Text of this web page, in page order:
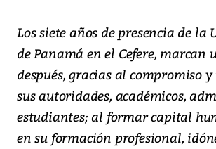
Los siete años de presencia de la
de Panamá en el Cefere, marcan
después, gracias al compromiso
sus autoridades, académicos,
estudiantes; al formar capital
en su formación profesional,